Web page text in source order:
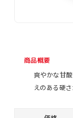
商品概要
爽やかな甘酸
えのある硬さ